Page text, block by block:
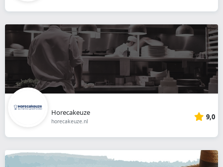
Horecakeuze
horecakeuze.nl 9,0